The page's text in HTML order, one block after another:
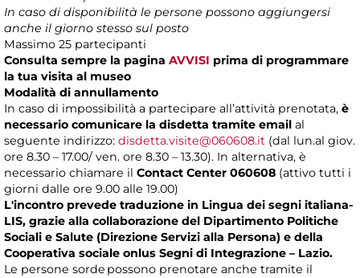
In caso di disponibilità le persone possono aggiungersi
anche il giorno stesso sul posto
Massimo 25 partecipanti
Consulta sempre la pagina AVVISI prima di programmare
la tua visita al museo
Modalità di annullamento
In caso di impossibilità a partecipare all’attività prenotata, è
necessario comunicare la disdetta tramite email al
seguente indirizzo: disdetta.visite@060608.it (dal lun.al giov.
ore 8.30 – 17.00/ ven. ore 8.30 – 13.30). In alternativa, è
necessario chiamare il Contact Center 060608 (attivo tutti i
giorni dalle ore 9.00 alle 19.00)
L'incontro prevede traduzione in Lingua dei segni italiana-
LIS, grazie alla collaborazione del Dipartimento Politiche
Sociali e Salute (Direzione Servizi alla Persona) e della
Cooperativa sociale onlus Segni di Integrazione – Lazio.
Le persone sorde possono prenotare anche tramite il